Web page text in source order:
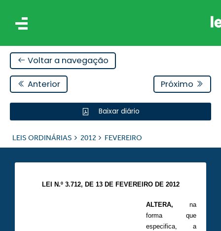
Voltar a navegação
Anterior Próximo
Baixar diário
LEIS ORDINÁRIAS 2012 FEVEREIRO
LEI N.º 3.712, DE 13 DE FEVEREIRO DE 2012
ALTERA, na
forma que
especifica, a